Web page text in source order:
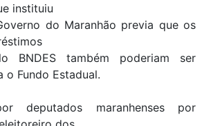
instituiu
do Maranhão previa que os
BNDES também poderiam ser
o Fundo Estadual.
deputados maranhenses por